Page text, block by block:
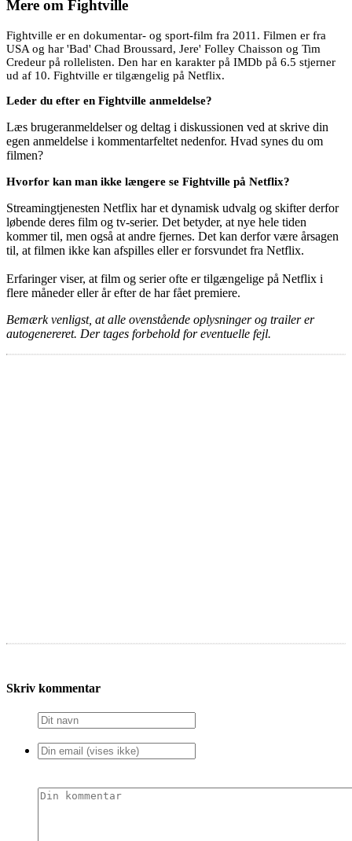
Mere om Fightville
Fightville er en dokumentar- og sport-film fra 2011. Filmen er fra
USA og har 'Bad' Chad Broussard, Jere' Folley Chaisson og Tim
Credeur på rollelisten. Den har en karakter på IMDb på 6.5 stjerner
ud af 10. Fightville er tilgængelig på Netflix.
Leder du efter en Fightville anmeldelse?
Læs brugeranmeldelser og deltag i diskussionen ved at skrive din
egen anmeldelse i kommentarfeltet nedenfor. Hvad synes du om
filmen?
Hvorfor kan man ikke længere se Fightville på Netflix?
Streamingtjenesten Netflix har et dynamisk udvalg og skifter derfor
løbende deres film og tv-serier. Det betyder, at nye hele tiden
kommer til, men også at andre fjernes. Det kan derfor være årsagen
til, at filmen ikke kan afspilles eller er forsvundet fra Netflix.
Erfaringer viser, at film og serier ofte er tilgængelige på Netflix i
flere måneder eller år efter de har fået premiere.
Bemærk venligst, at alle ovenstående oplysninger og trailer er
autogenereret. Der tages forbehold for eventuelle fejl.
Skriv kommentar